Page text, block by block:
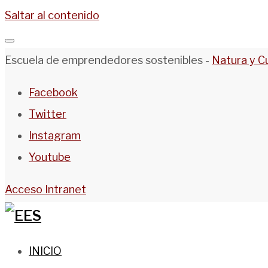
Saltar al contenido
Escuela de emprendedores sostenibles - Natura y
Facebook
Twitter
Instagram
Youtube
Acceso Intranet
INICIO